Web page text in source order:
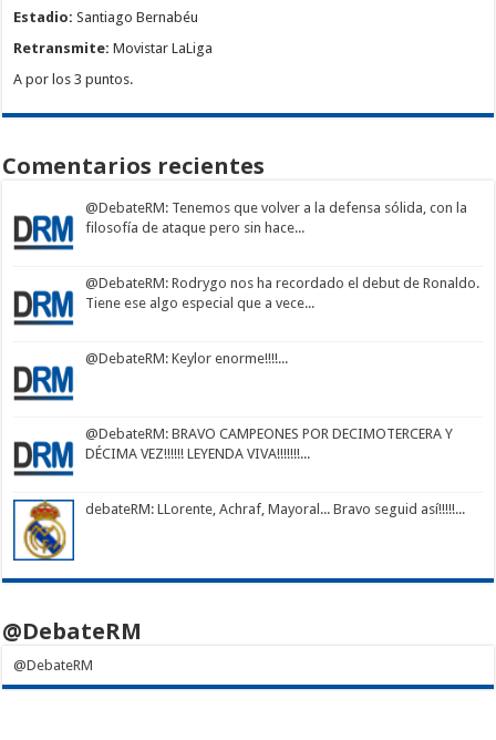
Estadio: Santiago Bernabéu
Retransmite: Movistar LaLiga
A por los 3 puntos.
Comentarios recientes
@DebateRM: Tenemos que volver a la defensa sólida, con la
filosofía de ataque pero sin hace...
@DebateRM: Rodrygo nos ha recordado el debut de Ronaldo.
Tiene ese algo especial que a vece...
@DebateRM: Keylor enorme!!!!...
@DebateRM: BRAVO CAMPEONES POR DECIMOTERCERA Y
DÉCIMA VEZ!!!!!! LEYENDA VIVA!!!!!!!...
debateRM: LLorente, Achraf, Mayoral... Bravo seguid así!!!!!...
@DebateRM
@DebateRM